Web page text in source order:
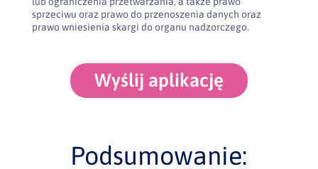
sprzeciwu oraz prawo do przenoszenia danych oraz
prawo wniesienia skargi do organu nadzorczego.
Wyślij aplikację
Podsumowanie: